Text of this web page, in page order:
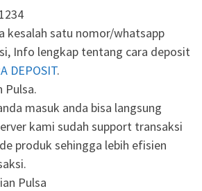
kesalah satu nomor/whatsapp
Info lengkap tentang cara deposit
DEPOSIT.
Pulsa.
masuk anda bisa langsung
kami sudah support transaksi
produk sehingga lebih efisien
Pulsa